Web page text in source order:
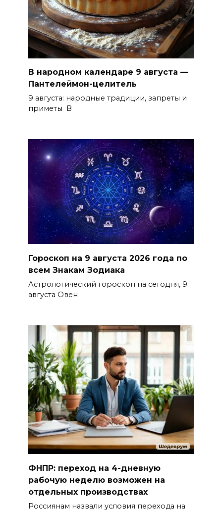
В народном календаре 9 августа —
Пантелеймон-целитель
9 августа: народные традиции, запреты и
приметы В
Гороскоп на 9 августа 2026 года по
всем Знакам Зодиака
Астрологический гороскоп на сегодня, 9
августа Овен
ФНПР: переход на 4-дневную
рабочую неделю возможен на
отдельных производствах
Россиянам назвали условия перехода на